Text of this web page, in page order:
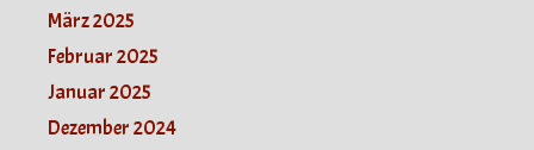
März 2025
Februar 2025
Januar 2025
Dezember 2024